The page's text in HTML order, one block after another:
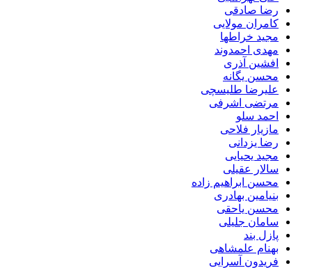
رضا صادقی
کامران مولایی
مجید خراطها
مهدی احمدوند
افشین آذری
محسن یگانه
علیرضا طلیسچی
مرتضی اشرفی
احمد سلو
مازیار فلاحی
رضا یزدانی
مجید یحیایی
سالار عقیلی
محسن ابراهیم زاده
بنیامین بهادری
محسن یاحقی
سامان جلیلی
پازل بند
بهنام علمشاهی
فریدون آسرایی